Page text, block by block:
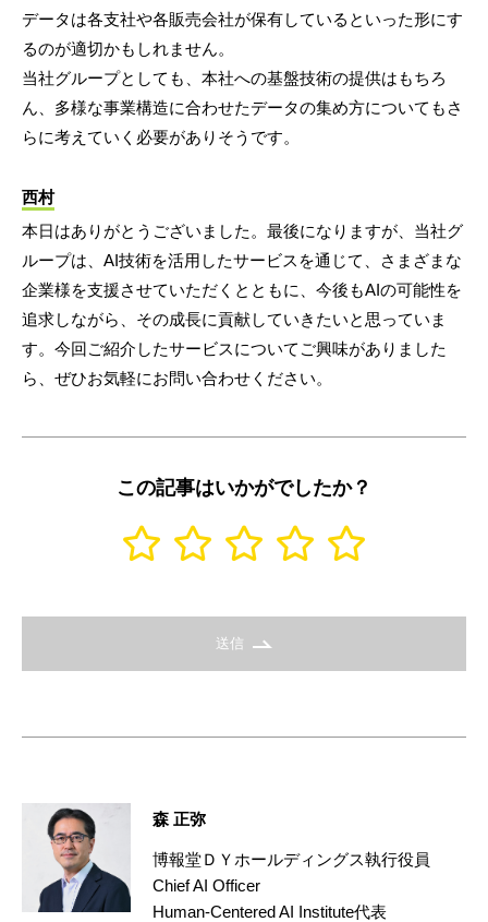
データは各支社や各販売会社が保有しているといった形にす
るのが適切かもしれません。
当社グループとしても、本社への基盤技術の提供はもちろ
ん、多様な事業構造に合わせたデータの集め方についてもさ
らに考えていく必要がありそうです。
西村
本日はありがとうございました。最後になりますが、当社グ
ループは、AI技術を活用したサービスを通じて、さまざまな
企業様を支援させていただくとともに、今後もAIの可能性を
追求しながら、その成長に貢献していきたいと思っていま
す。今回ご紹介したサービスについてご興味がありました
ら、ぜひお気軽にお問い合わせください。
この記事はいかがでしたか？
送信
森 正弥
博報堂ＤＹホールディングス執行役員
Chief AI Officer
Human-Centered AI Institute代表